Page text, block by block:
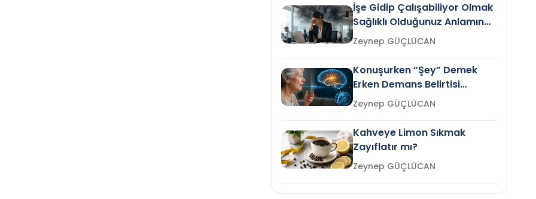
İşe Gidip Çalışabiliyor Olmak
Sağlıklı Olduğunuz Anlamına
Gelir mi?Zeynep GÜÇLÜCAN
Konuşurken “Şey” Demek
Erken Demans Belirtisi
Olabilir mi?Zeynep GÜÇLÜCAN
Kahveye Limon Sıkmak
Zayıflatır mı?
Zeynep GÜÇLÜCAN